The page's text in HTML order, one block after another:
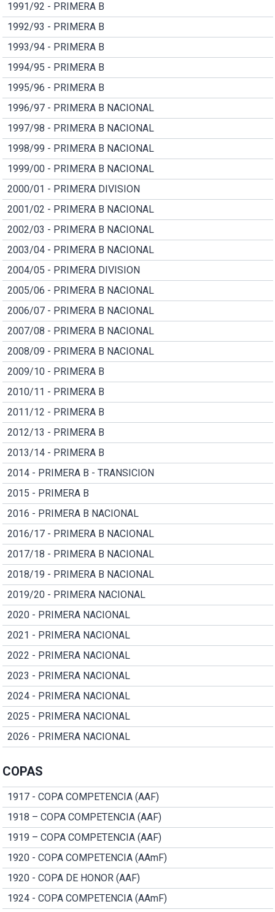
1991/92 - PRIMERA B
1992/93 - PRIMERA B
1993/94 - PRIMERA B
1994/95 - PRIMERA B
1995/96 - PRIMERA B
1996/97 - PRIMERA B NACIONAL
1997/98 - PRIMERA B NACIONAL
1998/99 - PRIMERA B NACIONAL
1999/00 - PRIMERA B NACIONAL
2000/01 - PRIMERA DIVISION
2001/02 - PRIMERA B NACIONAL
2002/03 - PRIMERA B NACIONAL
2003/04 - PRIMERA B NACIONAL
2004/05 - PRIMERA DIVISION
2005/06 - PRIMERA B NACIONAL
2006/07 - PRIMERA B NACIONAL
2007/08 - PRIMERA B NACIONAL
2008/09 - PRIMERA B NACIONAL
2009/10 - PRIMERA B
2010/11 - PRIMERA B
2011/12 - PRIMERA B
2012/13 - PRIMERA B
2013/14 - PRIMERA B
2014 - PRIMERA B - TRANSICION
2015 - PRIMERA B
2016 - PRIMERA B NACIONAL
2016/17 - PRIMERA B NACIONAL
2017/18 - PRIMERA B NACIONAL
2018/19 - PRIMERA B NACIONAL
2019/20 - PRIMERA NACIONAL
2020 - PRIMERA NACIONAL
2021 - PRIMERA NACIONAL
2022 - PRIMERA NACIONAL
2023 - PRIMERA NACIONAL
2024 - PRIMERA NACIONAL
2025 - PRIMERA NACIONAL
2026 - PRIMERA NACIONAL
COPAS
1917 - COPA COMPETENCIA (AAF)
1918 – COPA COMPETENCIA (AAF)
1919 – COPA COMPETENCIA (AAF)
1920 - COPA COMPETENCIA (AAmF)
1920 - COPA DE HONOR (AAF)
1924 - COPA COMPETENCIA (AAmF)